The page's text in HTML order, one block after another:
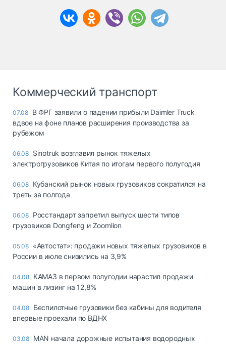
Коммерческий транспорт
07.08 В ФРГ заявили о падении прибыли Daimler Truck
вдвое на фоне планов расширения производства за
рубежом
06.08 Sinotruk возглавил рынок тяжелых
электрогрузовиков Китая по итогам первого полугодия
06.08 Кубанский рынок новых грузовиков сократился на
треть за полгода
06.08 Росстандарт запретил выпуск шести типов
грузовиков Dongfeng и Zoomlion
05.08 «Автостат»: продажи новых тяжелых грузовиков в
России в июле снизились на 3,9%
04.08 КАМАЗ в первом полугодии нарастил продажи
машин в лизинг на 12,8%
04.08 Беспилотные грузовики без кабины для водителя
впервые проехали по ВДНХ
03.08 MAN начала дорожные испытания водородных